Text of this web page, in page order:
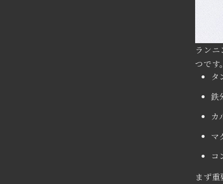
ラン
つです
タ
鉄
カ
マ
コ
まず